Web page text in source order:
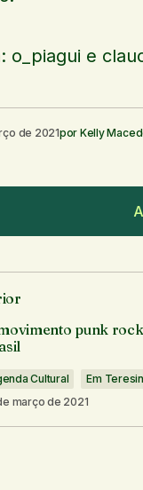
: o_piagui e
de 2021por Kelly
e-mail não será
punk
Cultural
Em
março de 2021